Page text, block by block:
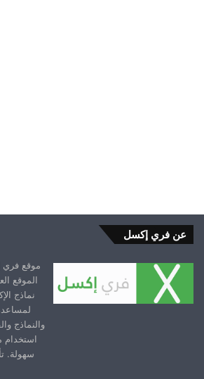
عن فري إكسل
الموقع
نماذج
والنماذج
سهولة.